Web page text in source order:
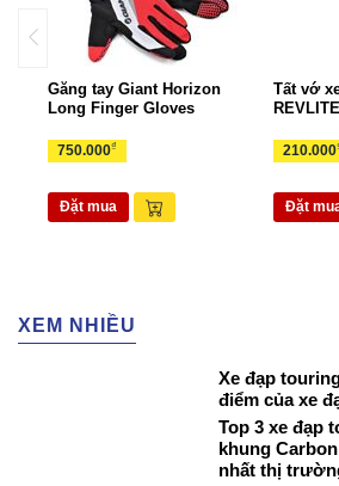
Găng tay Giant Horizon
Long Finger Gloves
750.000₫
Đặt mua
Tất vớ
210.000
Đặt
XEM NHIỀU
Xe đạp
điểm của xe
Top 3 xe đạp
khung
nhất thị